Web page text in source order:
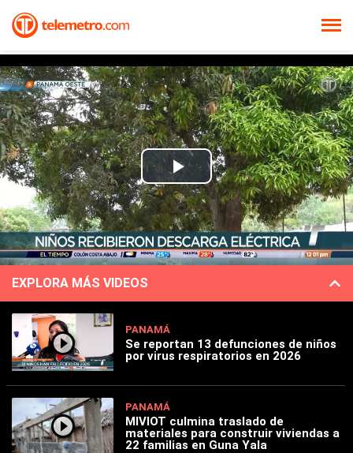
Play
Video
EXPLORA MÁS VIDEOS
PANAMÁ
Se reportan 13 defunciones de niños
por virus respiratorios en 2026
PANAMÁ
MIVIOT culmina traslado de
materiales para construir viviendas a
22 familias en Guna Yala